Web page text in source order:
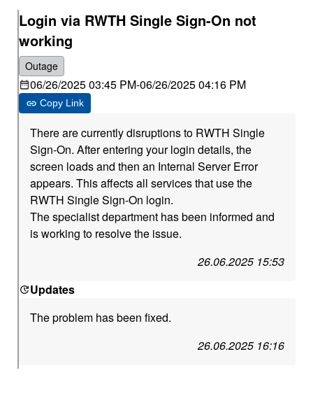
Login via RWTH Single Sign-On not
working
Outage
06/26/2025 03:45 PM-06/26/2025 04:16 PM
Copy Link
There are currently disruptions to RWTH Single
Sign-On. After entering your login details, the
screen loads and then an Internal Server Error
appears. This affects all services that use the
RWTH Single Sign-On login.
The specialist department has been informed and
is working to resolve the issue.
26.06.2025 15:53
Updates
The problem has been fixed.
26.06.2025 16:16